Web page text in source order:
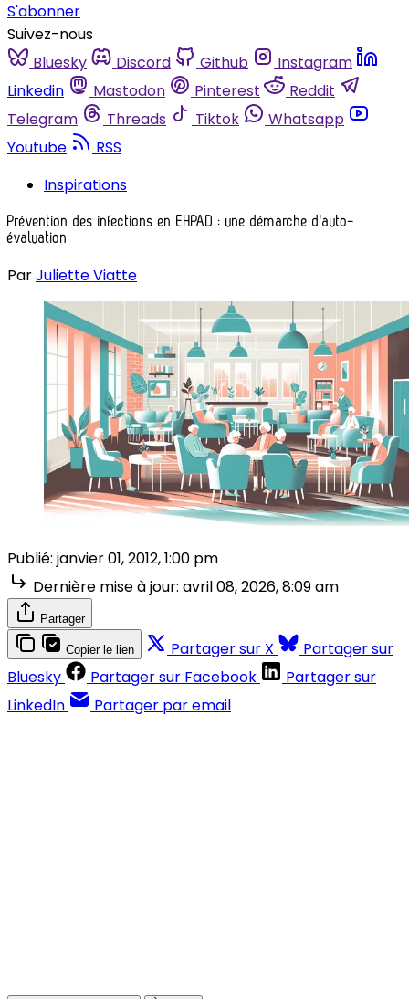
S'abonner
Suivez-nous
Bluesky
Discord Github
Instagram
Linkedin
Mastodon Pinterest
Reddit
Telegram
Threads Tiktok
Whatsapp
Youtube
RSS
Inspirations
Prévention des infections en EHPAD : une démarche d'auto-
évaluation
ParJuliette Viatte
Publié: janvier 01, 2012, 1:00 pm
Dernière mise à jour: avril 08, 2026, 8:09 am
Partager
Copier le lien Partager sur X
Partager sur
Bluesky
Partager sur Facebook
Partager sur
LinkedIn
Partager par email